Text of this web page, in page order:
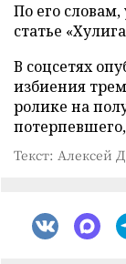
По его
статье
В соцсетях
избиения
ролике на
Текст: Алексей